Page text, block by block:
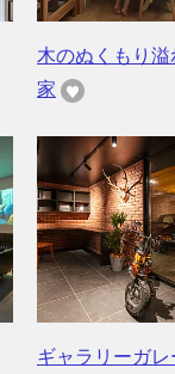
木のぬくもり溢
家
ギャラリーガレ